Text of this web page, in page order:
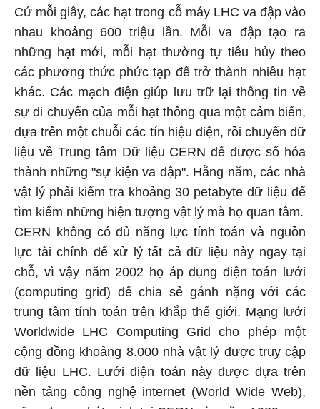
Cứ mỗi giây, các hạt trong cỗ máy LHC va đập vào
nhau khoảng 600 triệu lần. Mỗi va đập tạo ra
những hạt mới, mỗi hạt thường tự tiêu hủy theo
các phương thức phức tạp để trở thành nhiều hạt
khác. Các mạch điện giúp lưu trữ lại thông tin về
sự di chuyển của mỗi hạt thông qua một cảm biến,
dựa trên một chuỗi các tín hiệu điện, rồi chuyển dữ
liệu về Trung tâm Dữ liệu CERN để được số hóa
thành những "sự kiện va đập". Hằng năm, các nhà
vật lý phải kiểm tra khoảng 30 petabyte dữ liệu để
tìm kiếm những hiện tượng vật lý mà họ quan tâm.
CERN không có đủ năng lực tính toán và nguồn
lực tài chính để xử lý tất cả dữ liệu này ngay tại
chỗ, vì vậy năm 2002 họ áp dụng điện toán lưới
(computing grid) để chia sẻ gánh nặng với các
trung tâm tính toán trên khắp thế giới. Mạng lưới
Worldwide LHC Computing Grid cho phép một
cộng đồng khoảng 8.000 nhà vật lý được truy cập
dữ liệu LHC. Lưới điện toán này được dựa trên
nền tảng công nghệ internet (World Wide Web),